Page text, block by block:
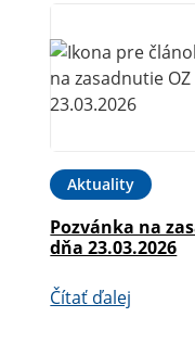
Aktuality
Pozvánka na
dňa 23.03.2026
Čítať ďalej